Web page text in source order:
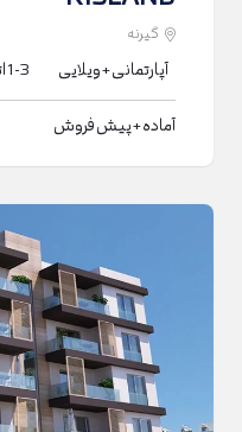
گیرنه
آپارتمانی + ویلایی 1-3
آماده + پیش فروش